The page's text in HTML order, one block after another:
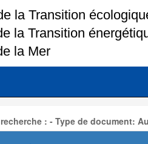
: - Type de document: